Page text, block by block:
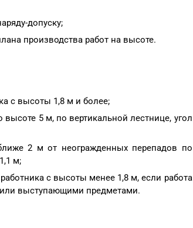
допуску;
производства работ на высоте.
с высоты 1,8 м и более;
5 м, по вертикальной лестнице, угол
2 м от неогражденных перепадов по
м;
с высоты менее 1,8 м, если работа
выступающими предметами.